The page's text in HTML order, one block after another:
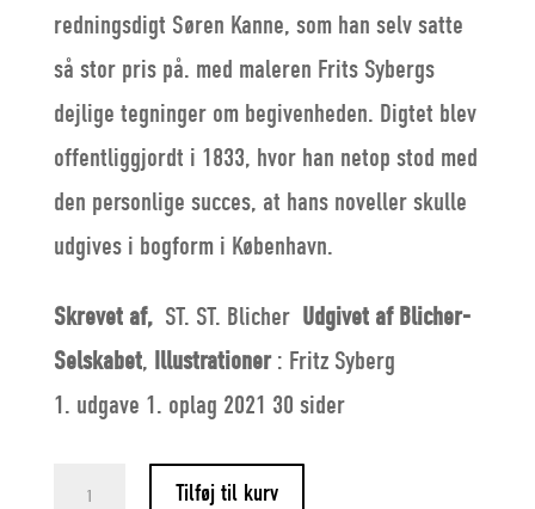
redningsdigt Søren Kanne, som han selv satte
så stor pris på. med maleren Frits Sybergs
dejlige tegninger om begivenheden. Digtet blev
offentliggjordt i 1833, hvor han netop stod med
den personlige succes, at hans noveller skulle
udgives i bogform i København.
Skrevet af, ST. ST. Blicher Udgivet af Blicher-
Selskabet, Illustrationer: Fritz Syberg
1. udgave 1. oplag 2021 30 sider
Tilføj til kurv